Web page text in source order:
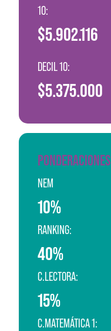
10:
$5.902.116
DECIL 10:
$5.375.000
PONDERACIONES
NEM
10%
RANKING:
40%
C.LECTORA:
15%
C.MATEMÁTICA 1: